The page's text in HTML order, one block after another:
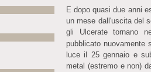
E dopo quasi due anni
un mese dall'uscita del
gli Ulcerate tornano
pubblicato nuovamente
luce il 25 gennaio e
metal (estremo e non)